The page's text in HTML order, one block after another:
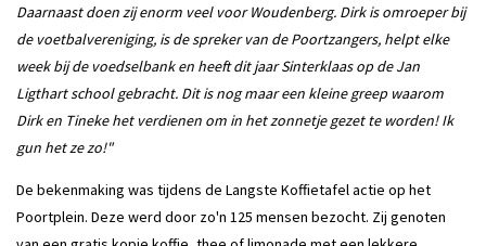
Daarnaast doen zij enorm veel voor Woudenberg. Dirk is omroeper bij
de voetbalvereniging, is de spreker van de Poortzangers, helpt elke
week bij de voedselbank en heeft dit jaar Sinterklaas op de Jan
Ligthart school gebracht. Dit is nog maar een kleine greep waarom
Dirk en Tineke het verdienen om in het zonnetje gezet te worden! Ik
gun het ze zo!"
De bekenmaking was tijdens de Langste Koffietafel actie op het
Poortplein. Deze werd door zo'n 125 mensen bezocht. Zij genoten